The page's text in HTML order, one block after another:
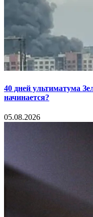
40 дней ультиматума
начинается?
05.08.2026